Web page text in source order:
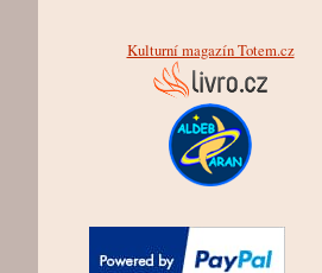
Kulturní magazín Totem.cz